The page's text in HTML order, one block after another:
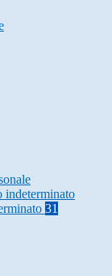
indeterminato
31